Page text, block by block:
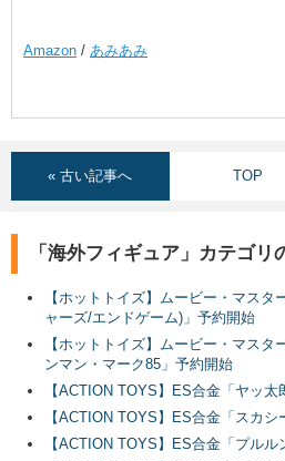
Amazon / あみあみ
« 古い記事へ TOP
「海外フィギュア」カテゴリ
【ホットトイズ】ムービー・マスタ
ャーズ/エンドゲーム)」予約開始
【ホットトイズ】ムービー・マス
ンマン・マーク85」予約開始
【ACTION TOYS】ES合金「ヤッ
【ACTION TOYS】ES合金「スカシ
【ACTION TOYS】ES合金「プルル